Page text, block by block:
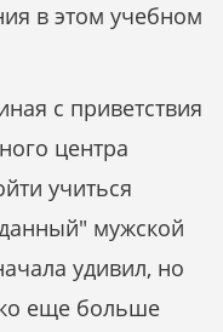
в этом учебном
с приветствия
центра
учиться
мужской
удивил, но
еще больше